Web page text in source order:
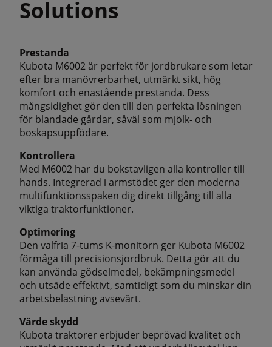
Solutions
Prestanda
Kubota M6002 är perfekt för jordbrukare som letar
efter bra manövrerbarhet, utmärkt sikt, hög
komfort och enastående prestanda. Dess
mångsidighet gör den till den perfekta lösningen
för blandade gårdar, såväl som mjölk- och
boskapsuppfödare.
Kontrollera
Med M6002 har du bokstavligen alla kontroller till
hands. Integrerad i armstödet ger den moderna
multifunktionsspaken dig direkt tillgång till alla
viktiga traktorfunktioner.
Optimering
Den valfria 7-tums K-monitorn ger Kubota M6002
förmåga till precisionsjordbruk. Detta gör att du
kan använda gödselmedel, bekämpningsmedel
och utsäde effektivt, samtidigt som du minskar din
arbetsbelastning avsevärt.
Värde skydd
Kubota traktorer erbjuder beprövad kvalitet och